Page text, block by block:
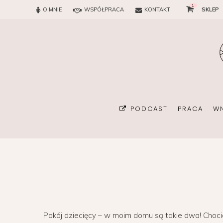
O MNIE WSPÓŁPRACA KONTAKT
1
SKLEP
PODCAST PRACA
Pokój dziecięcy – w moim domu są takie dwa!